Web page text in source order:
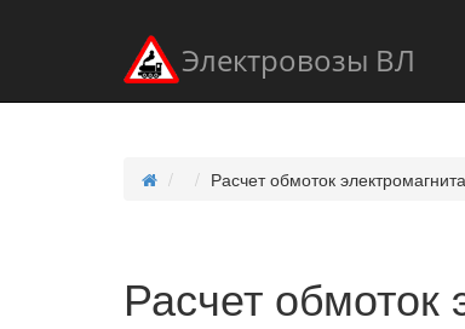
Электровозы ВЛ
Расчет обмоток электромагнита
Расчет обмоток